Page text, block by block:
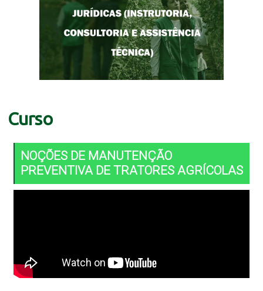
Curso
NOÇÕES DE MANUTENÇÃO
PREVENTIVA DE TRATORES AGRÍCOLAS